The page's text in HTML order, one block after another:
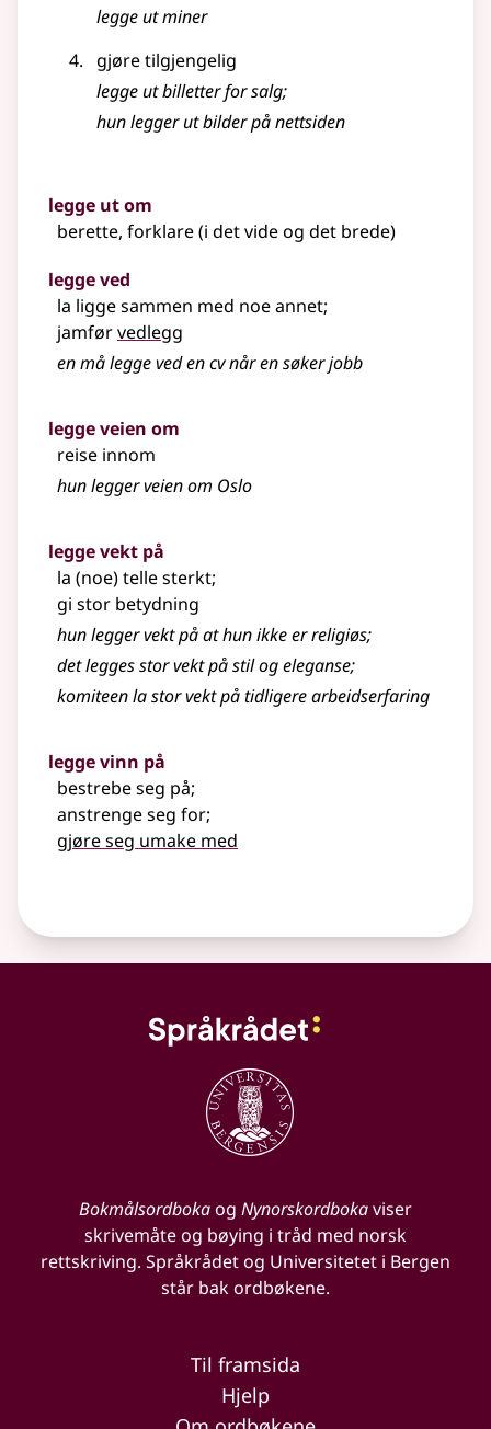
legge ut miner
gjøre tilgjengelig
legge ut billetter for salg;
hun legger ut bilder på nettsiden
legge ut om
berette, forklare (i det vide og det brede)
legge ved
la ligge sammen med noe annet;
jamførvedlegg
en må legge ved en cv når en søker jobb
legge veien om
reise innom
hun legger veien om Oslo
legge vekt på
la (noe) telle sterkt;
gi stor betydning
hun legger vekt på at hun ikke er religiøs;
det legges stor vekt på stil og eleganse;
komiteen la stor vekt på tidligere arbeidserfaring
legge vinn på
bestrebe seg på;
anstrenge seg for;
gjøre seg umake med
Bokmålsordbokaog Nynorskordbokaviser
skrivemåte og bøying i tråd med norsk
rettskriving. Språkrådet og Universitetet i Bergen
står bak ordbøkene.
Til framsida
Hjelp